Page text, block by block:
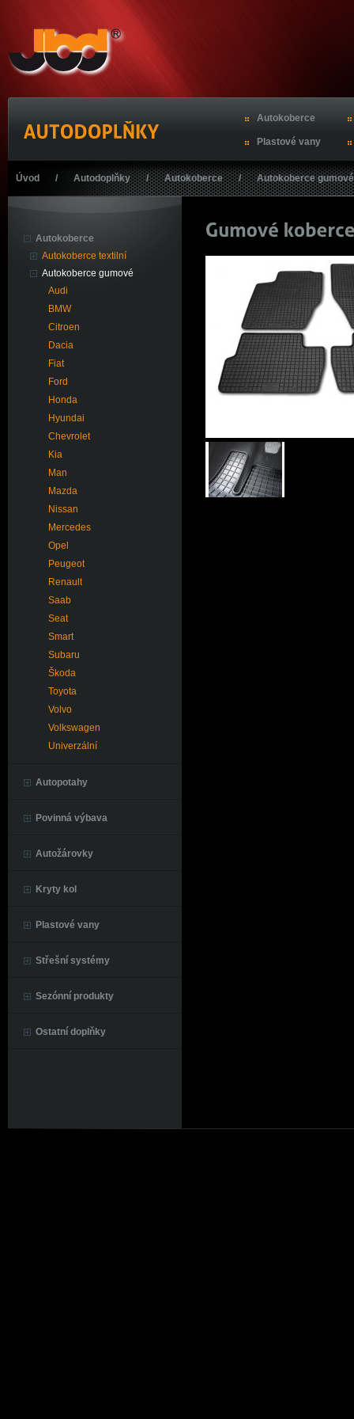
Autokoberce
Plastové vany
Úvod / Autodoplňky / Autokoberce / Autokoberce gumové
Autokoberce
Autokoberce textilní
Autokoberce gumové
Audi
BMW
Citroen
Dacia
Fiat
Ford
Honda
Hyundai
Chevrolet
Kia
Man
Mazda
Nissan
Mercedes
Opel
Peugeot
Renault
Saab
Seat
Smart
Subaru
Škoda
Toyota
Volvo
Volkswagen
Univerzální
Autopotahy
Povinná výbava
Autožárovky
Kryty kol
Plastové vany
Střešní systémy
Sezónní produkty
Ostatní doplňky